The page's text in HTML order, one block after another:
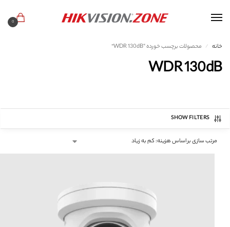
0
خانه / محصولات برچسب خورده “WDR 130dB”
WDR 130dB
SHOW FILTERS